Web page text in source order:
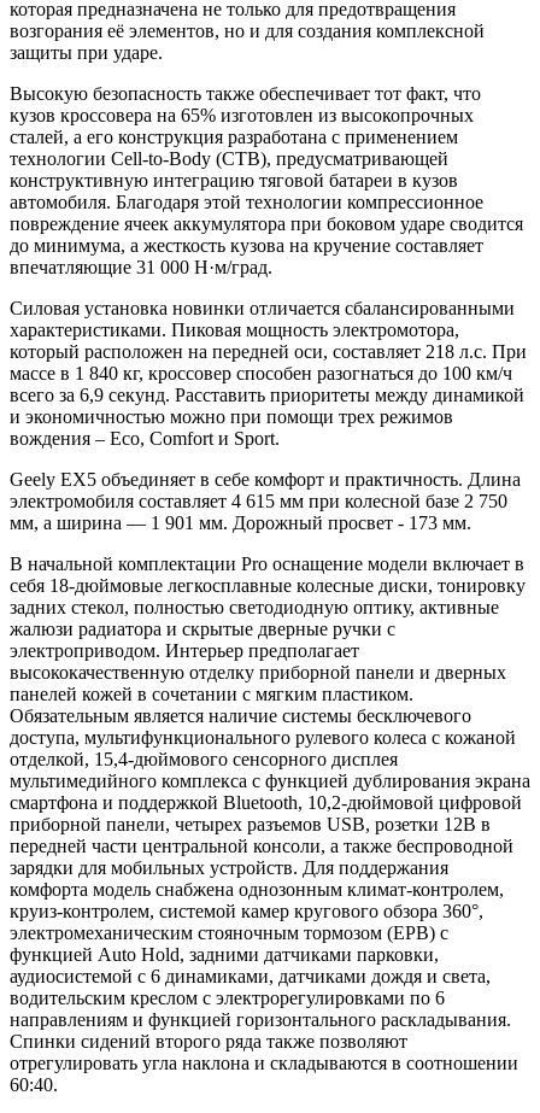
которая предназначена не только для предотвращения
возгорания её элементов, но и для создания комплексной
защиты при ударе.
Высокую безопасность также обеспечивает тот факт, что
кузов кроссовера на 65% изготовлен из высокопрочных
сталей, а его конструкция разработана с применением
технологии Cell-to-Body (CTB), предусматривающей
конструктивную интеграцию тяговой батареи в кузов
автомобиля. Благодаря этой технологии компрессионное
повреждение ячеек аккумулятора при боковом ударе сводится
до минимума, а жесткость кузова на кручение составляет
впечатляющие 31 000 Н·м/град.
Силовая установка новинки отличается сбалансированными
характеристиками. Пиковая мощность электромотора,
который расположен на передней оси, составляет 218 л.с. При
массе в 1 840 кг, кроссовер способен разогнаться до 100 км/ч
всего за 6,9 секунд. Расставить приоритеты между динамикой
и экономичностью можно при помощи трех режимов
вождения – Eco, Comfort и Sport.
Geely EX5 объединяет в себе комфорт и практичность. Длина
электромобиля составляет 4 615 мм при колесной базе 2 750
мм, а ширина — 1 901 мм. Дорожный просвет - 173 мм.
В начальной комплектации Pro оснащение модели включает в
себя 18-дюймовые легкосплавные колесные диски, тонировку
задних стекол, полностью светодиодную оптику, активные
жалюзи радиатора и скрытые дверные ручки с
электроприводом. Интерьер предполагает
высококачественную отделку приборной панели и дверных
панелей кожей в сочетании с мягким пластиком.
Обязательным является наличие системы бесключевого
доступа, мультифункционального рулевого колеса с кожаной
отделкой, 15,4-дюймового сенсорного дисплея
мультимедийного комплекса с функцией дублирования экрана
смартфона и поддержкой Bluetooth, 10,2-дюймовой цифровой
приборной панели, четырех разъемов USB, розетки 12В в
передней части центральной консоли, а также беспроводной
зарядки для мобильных устройств. Для поддержания
комфорта модель снабжена однозонным климат-контролем,
круиз-контролем, системой камер кругового обзора 360°,
электромеханическим стояночным тормозом (EPB) с
функцией Auto Hold, задними датчиками парковки,
аудиосистемой с 6 динамиками, датчиками дождя и света,
водительским креслом с электрорегулировками по 6
направлениям и функцией горизонтального раскладывания.
Спинки сидений второго ряда также позволяют
отрегулировать угла наклона и складываются в соотношении
60:40.